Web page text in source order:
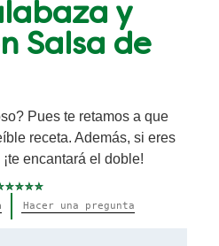
y
Salsa de
Pues te retamos a que
receta. Además, si eres
encantará el doble!
No
se
Hacer una pregunta